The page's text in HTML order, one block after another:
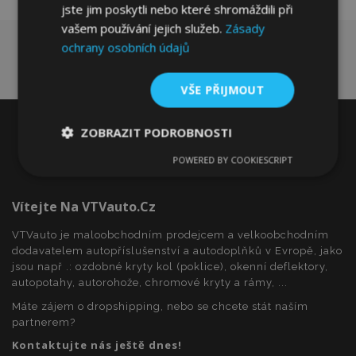
Vítejte Na VTVauto.cz
VTVauto je maloobchodním prodejcem a velkoobchodním
dodavatelem autopříslušenství a autodoplňků v Evropě, jako
jsou např .: ozdobné kryty kol (poklice), okenní deflektory,
autopotahy, autorohože, chromové kryty a rámy, ...
Máte zájem o dropshipping, nebo se chcete stát naším
partnerem?
Kontaktujte nás ještě dnes!
jste jim poskytli nebo které shromáždili při
vašem používání jejich služeb. Zásady
ochrany osobních údajů
VŠE PŘIJMOUT
ZOBRAZIT PODROBNOSTI
Výkonové
Soubory
Funkční soubory
POWERED BY COOKIESCRIPT